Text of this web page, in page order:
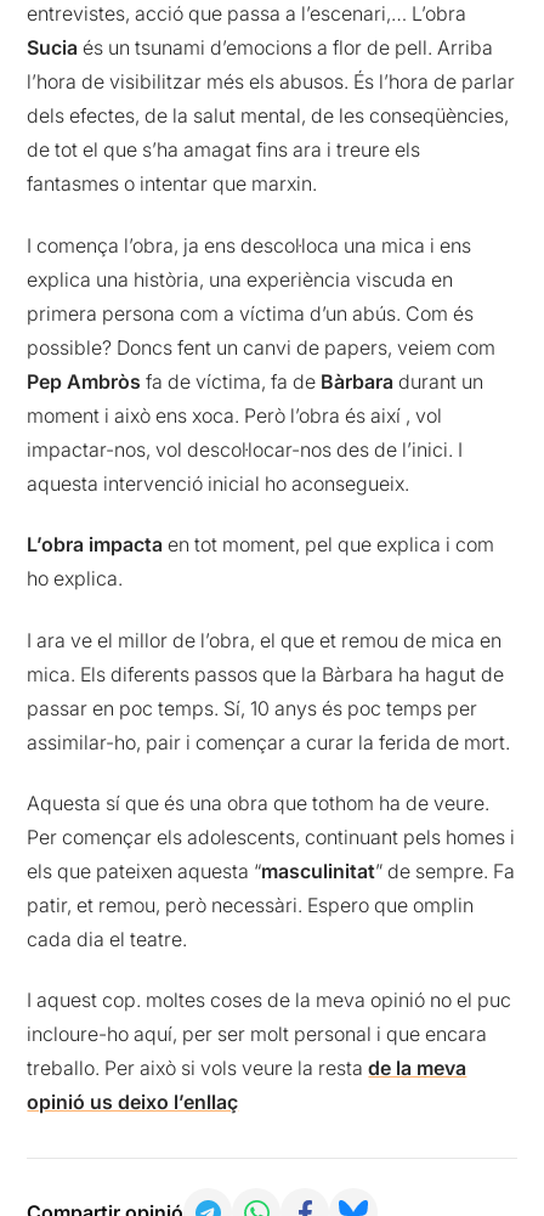
entrevistes, acció que passa a l’escenari,… L’obra
Suciaés un tsunami d’emocions a flor de pell. Arriba
l’hora de visibilitzar més els abusos. És l’hora de parlar
dels efectes, de la salut mental, de les conseqüències,
de tot el que s’ha amagat fins ara i treure els
fantasmes o intentar que marxin.
I comença l’obra, ja ens descol·loca una mica i ens
explica una història, una experiència viscuda en
primera persona com a víctima d’un abús. Com és
possible? Doncs fent un canvi de papers, veiem com
Pep Ambròs fa de víctima, fa de Bàrbaradurant un
moment i això ens xoca. Però l’obra és així , vol
impactar-nos, vol descol·locar-nos des de l’inici. I
aquesta intervenció inicial ho aconsegueix.
L’obra impacta en tot moment, pel que explica i com
ho explica.
I ara ve el millor de l’obra, el que et remou de mica en
mica. Els diferents passos que la Bàrbara ha hagut de
passar en poc temps. Sí, 10 anys és poc temps per
assimilar-ho, pair i començar a curar la ferida de mort.
Aquesta sí que és una obra que tothom ha de veure.
Per començar els adolescents, continuant pels homes i
els que pateixen aquesta “masculinitat” de sempre. Fa
patir, et remou, però necessàri. Espero que omplin
cada dia el teatre.
I aquest cop. moltes coses de la meva opinió no el puc
incloure-ho aquí, per ser molt personal i que encara
treballo. Per això si vols veure la restade la meva
opinió us deixo l’enllaç